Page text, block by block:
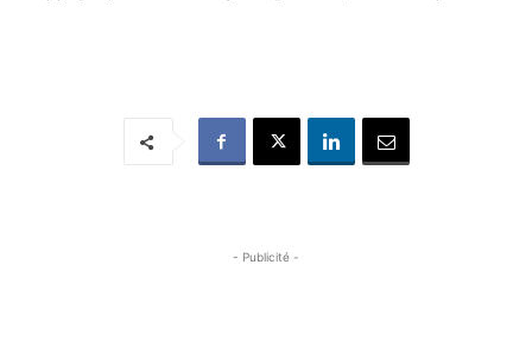
- Publicité -